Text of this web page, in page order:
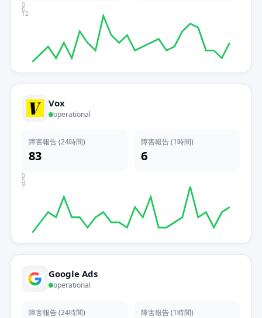
12
6
0
Vox
operational
障害報告 (24時間)
83
障害報告 (1時間)
6
9
5
0
Google Ads
operational
障害報告 (24時間) 障害報告 (1時間)